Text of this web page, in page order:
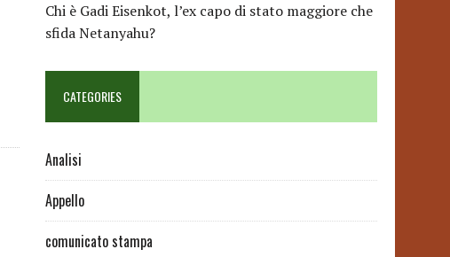
Chi è Gadi Eisenkot, l’ex capo di stato maggiore che
sfida Netanyahu?
CATEGORIES
Analisi
Appello
comunicato stampa